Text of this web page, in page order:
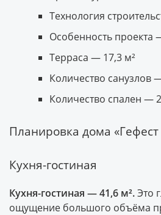
Технология
Особенность проекта
Терраса — 17,3 м²
Количество санузлов
Количество спален —
Планировка дома
Кухня-гостиная
Кухня-гостиная — 41,6 м².Это
ощущение большого объёма